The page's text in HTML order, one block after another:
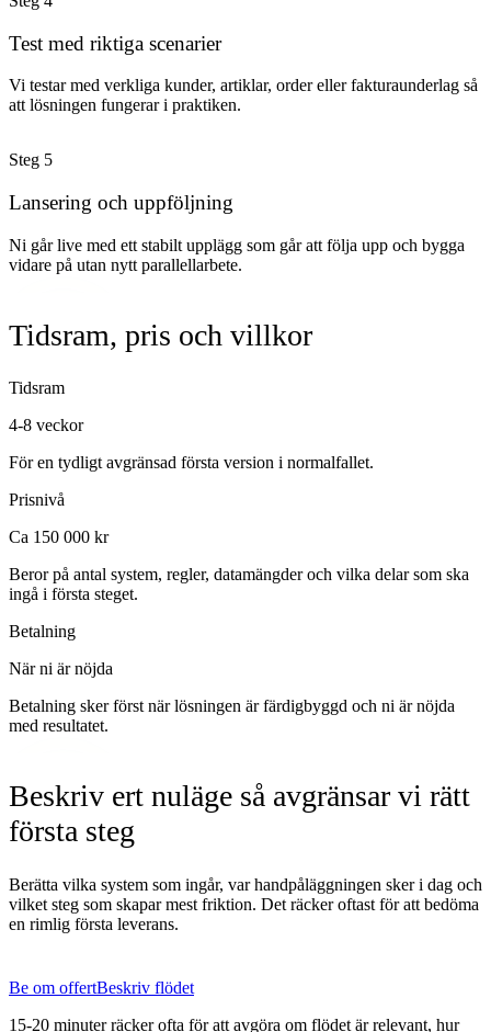
Test med riktiga scenarier
Vi testar med verkliga kunder, artiklar, order eller fakturaunderlag så
att lösningen fungerar i praktiken.
Steg 5
Lansering och uppföljning
Ni går live med ett stabilt upplägg som går att följa upp och bygga
vidare på utan nytt parallellarbete.
Tidsram, pris och villkor
Tidsram
4-8 veckor
För en tydligt avgränsad första version i normalfallet.
Prisnivå
Ca 150 000 kr
Beror på antal system, regler, datamängder och vilka delar som ska
ingå i första steget.
Betalning
När ni är nöjda
Betalning sker först när lösningen är färdigbyggd och ni är nöjda
med resultatet.
Beskriv ert nuläge så avgränsar vi rätt
första steg
Berätta vilka system som ingår, var handpåläggningen sker i dag och
vilket steg som skapar mest friktion. Det räcker oftast för att bedöma
en rimlig första leverans.
Be om offertBeskriv flödet
15-20 minuter räcker ofta för att avgöra om flödet är relevant, hur